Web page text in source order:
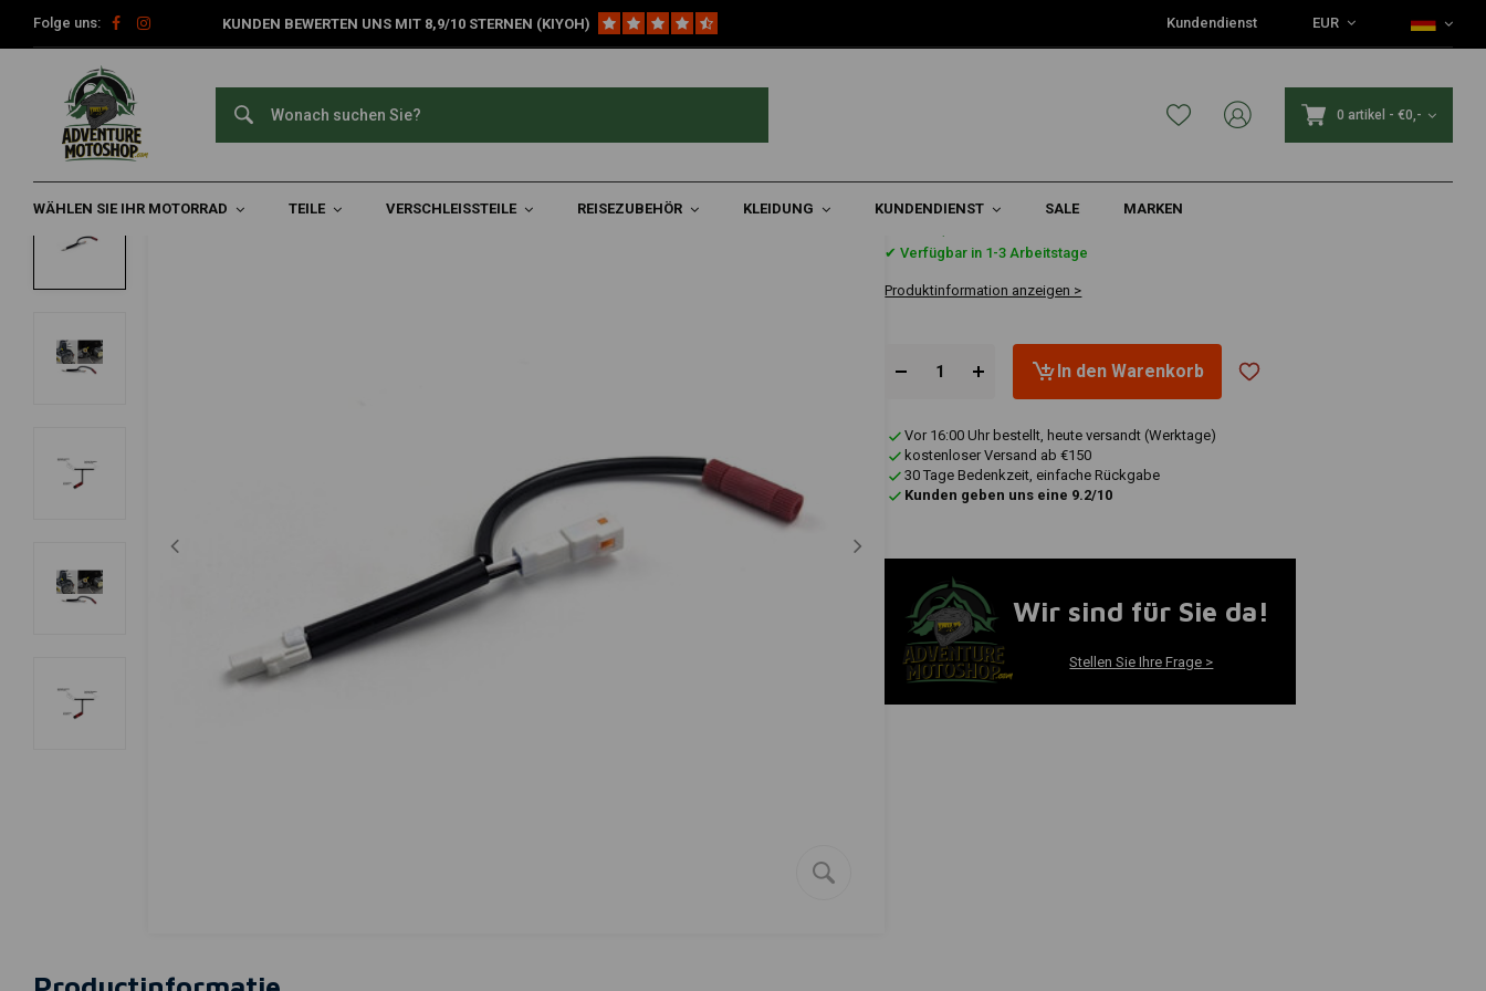
Folge uns: KUNDEN BEWERTEN UNS MIT 8,9/10 STERNEN (KIYOH) Kundendienst EUR
0 artikel - €0,-
WÄHLEN SIE IHR MOTORRAD TEILE VERSCHLEISSTEILE REISEZUBEHÖR KLEIDUNG KUNDENDIENST SALE MARKEN
Home Teile Motorradbeleuchtung Montage & Zubehör Schaltbarer Stromkabeladapter | Ducati Desertx
DENALI
Schaltbarer Stromkabeladapter | Ducati Desertx
0/5 (0 reviews)
€11,07
✔ Verfügbar in 1-3 Arbeitstage
Produktinformation anzeigen >
In den Warenkorb
Vor 16:00 Uhr bestellt, heute versandt (Werktage)
kostenloser Versand ab €150
30 Tage Bedenkzeit, einfache Rückgabe
Kunden geben uns eine 9.2/10
Wir sind für Sie da!
Stellen Sie Ihre Frage >